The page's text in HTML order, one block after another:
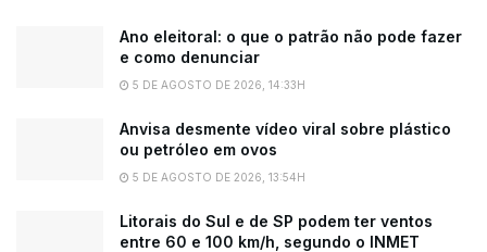
Ano eleitoral: o que o patrão não pode fazer
e como denunciar
5 DE AGOSTO DE 2026, 14:33H
Anvisa desmente vídeo viral sobre plástico
ou petróleo em ovos
5 DE AGOSTO DE 2026, 13:54H
Litorais do Sul e de SP podem ter ventos
entre 60 e 100 km/h, segundo o INMET